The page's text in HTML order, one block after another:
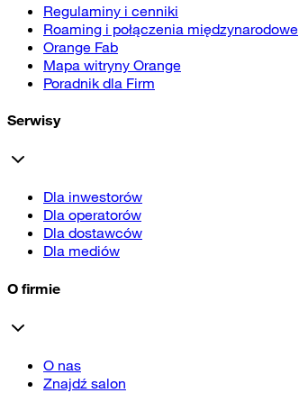
Regulaminy i cenniki
Roaming i połączenia międzynarodowe
Orange Fab
Mapa witryny Orange
Poradnik dla Firm
Serwisy
Dla inwestorów
Dla operatorów
Dla dostawców
Dla mediów
O firmie
O nas
Znajdź salon